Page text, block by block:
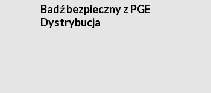
Badź bezpieczny z PGE
Dystrybucja